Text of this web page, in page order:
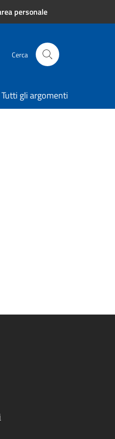
personale
Cerca
Tutti gli argomenti